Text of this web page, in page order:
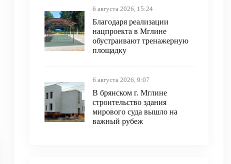
6 августа 2026, 15:24
Благодаря реализации
нацпроекта в Мглине
обустраивают тренажерную
площадку
6 августа 2026, 9:07
В брянском г. Мглине
строительство здания
мирового суда вышло на
важный рубеж